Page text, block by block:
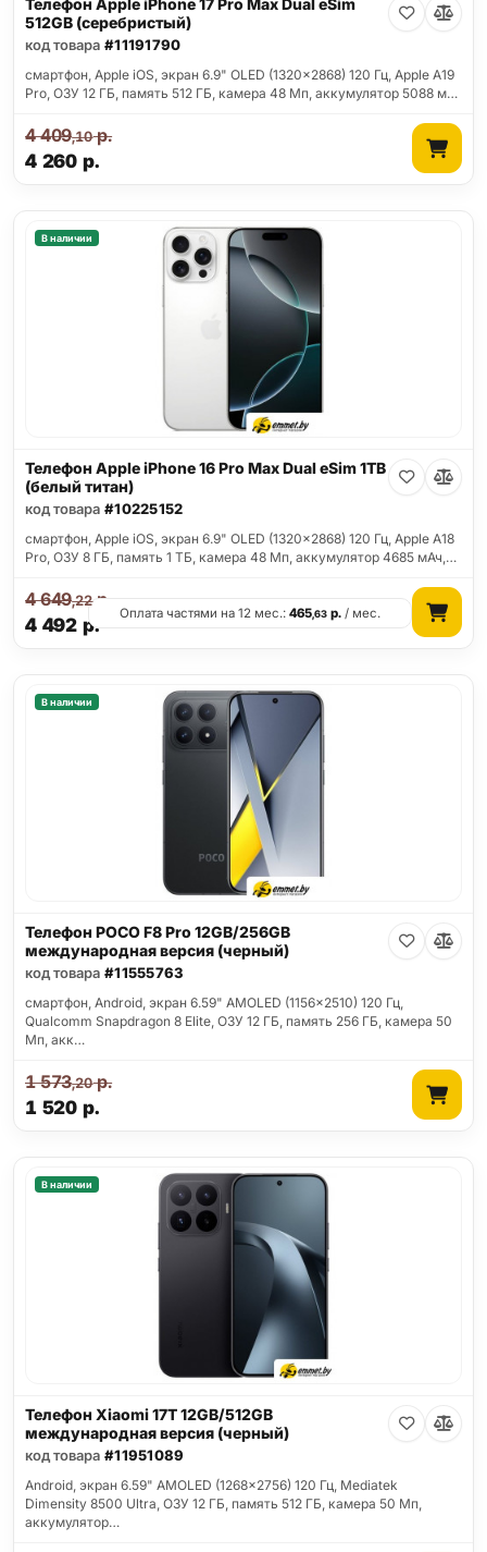
Телефон Apple iPhone 17 Pro Max Dual eSim
512GB (серебристый)
код товара #11191790
смартфон, Apple iOS, экран 6.9" OLED (1320x2868) 120 Гц, Apple A19
Pro, ОЗУ 12 ГБ, память 512 ГБ, камера 48 Мп, аккумулятор 5088 м…
4 260 р.
4 409,10р.
В наличии
Телефон Apple iPhone 16 Pro Max Dual eSim 1TB
(белый титан)
код товара #10225152
смартфон, Apple iOS, экран 6.9" OLED (1320x2868) 120 Гц, Apple A18
Pro, ОЗУ 8 ГБ, память 1 ТБ, камера 48 Мп, аккумулятор 4685 мАч,…
4 492 р.
4 649,22р.
Оплата частями на 12 мес.:465,63 р. / мес.
В наличии
Телефон POCO F8 Pro 12GB/256GB
международная версия (черный)
код товара #11555763
смартфон, Android, экран 6.59" AMOLED (1156x2510) 120 Гц,
Qualcomm Snapdragon 8 Elite, ОЗУ 12 ГБ, память 256 ГБ, камера 50
Мп, акк…
1 520 р.
1 573,20р.
В наличии
Телефон Xiaomi 17T 12GB/512GB
международная версия (черный)
код товара #11951089
Android, экран 6.59" AMOLED (1268x2756) 120 Гц, Mediatek
Dimensity 8500 Ultra, ОЗУ 12 ГБ, память 512 ГБ, камера 50 Мп,
аккумулятор…